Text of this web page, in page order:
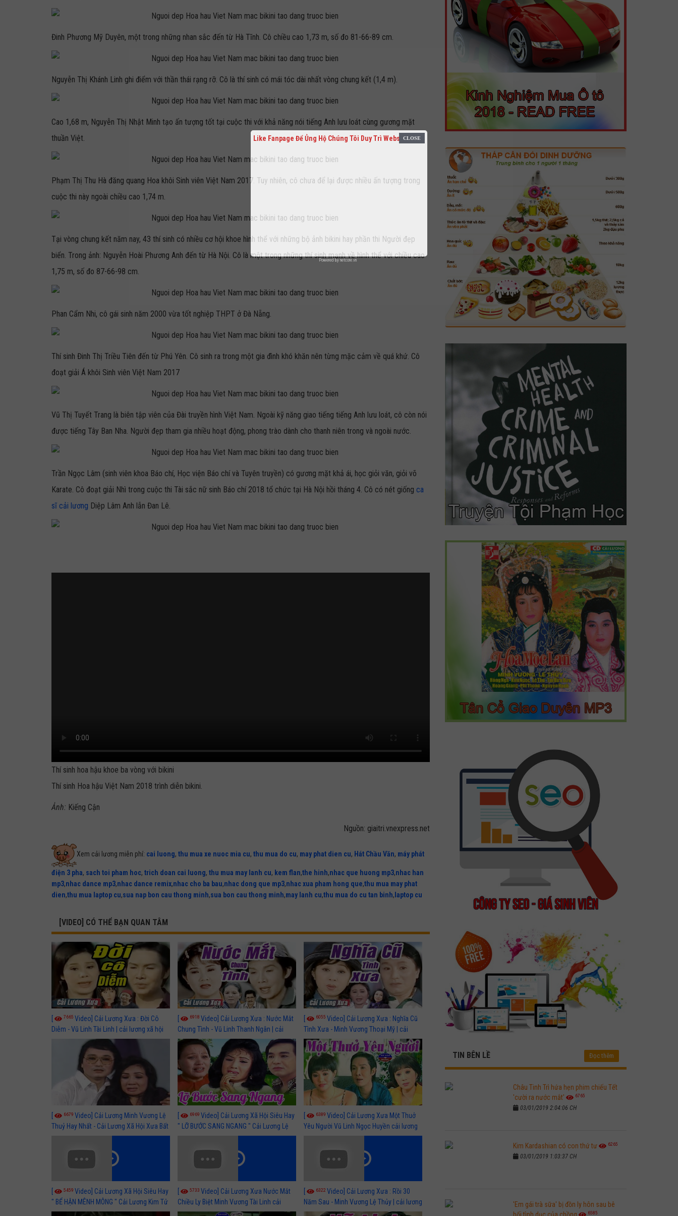
Đinh Phương Mỹ Duyên, một trong những nhan sắc đến từ Hà Tĩnh. Cô chiều cao 1,73 m, số đo 81-66-89 cm.
Nguyễn Thị Khánh Linh ghi điểm với thần thái rạng rỡ. Cô là thí sinh có mái tóc dài nhất vòng chung kết (1,4 m).
Cao 1,68 m, Nguyễn Thị Nhật Minh tạo ấn tượng tốt tại cuộc thi với khả năng nói tiếng Anh lưu loát cùng gương mặt
thuần Việt.
Phạm Thị Thu Hà đăng quang Hoa khôi Sinh viên Việt Nam 2017. Tuy nhiên, cô chưa để lại được nhiều ấn tượng trong
cuộc thi này ngoài chiều cao 1,74 m.
Tại vòng chung kết năm nay, 43 thí sinh có nhiều cơ hội khoe hình thể với những bộ ảnh bikini hay phần thi Người đẹp
biển. Trong ảnh: Nguyễn Hoài Phương Anh đến từ Hà Nội. Cô là một trong những thí sinh mạnh về hình thể với chiều cao
1,75 m, số đo 87-66-98 cm.
Phan Cẩm Nhi, cô gái sinh năm 2000 vừa tốt nghiệp THPT ở Đà Nẵng.
Thí sinh Đinh Thị Triều Tiên đến từ Phú Yên. Cô sinh ra trong một gia đình khó khăn nên từng mặc cảm về quá khứ. Cô
đoạt giải Á khôi Sinh viên Việt Nam 2017
Vũ Thị Tuyết Trang là biên tập viên của Đài truyền hình Việt Nam. Ngoài kỹ năng giao tiếng tiếng Anh lưu loát, cô còn nói
được tiếng Tây Ban Nha. Người đẹp tham gia nhiều hoạt động, phong trào dành cho thanh niên trong và ngoài nước.
Trần Ngọc Lâm (sinh viên khoa Báo chí, Học viện Báo chí và Tuyên truyền) có gương mặt khả ái, học giỏi văn, giỏi võ
Karate. Cô đoạt giải Nhì trong cuộc thi Tài sắc nữ sinh Báo chí 2018 tổ chức tại Hà Nội hồi tháng 4. Cô có nét giống ca
sĩ cải lương Diệp Lâm Anh lẫn Đan Lê.
Thí sinh hoa hậu khoe ba vòng với bikini
Thí sinh Hoa hậu Việt Nam 2018 trình diễn bikini.
Ảnh: Kiếng Cận
Nguồn: giaitri.vnexpress.net
Xem cải lương miễn phí: cai luong, thu mua xe nuoc mia cu, thu mua do cu, may phat dien cu, Hát Chầu Văn, máy phát
điện 3 pha, sach toi pham hoc, trich doan cai luong, thu mua may lanh cu, kem flan,the hinh,nhac que huong mp3,nhac han
mp3,nhac dance mp3,nhac dance remix,nhac cho ba bau,nhac dong que mp3,nhac xua pham hong que,thu mua may phat
dien,thu mua laptop cu,sua nap bon cau thong minh,sua bon cau thong minh,may lanh cu,thu mua do cu tan binh, laptop cu
[VIDEO] CÓ THỂ BẠN QUAN TÂM
7665 Video] Cải Lương Xưa : Đời Cô
Diễm - Vũ Linh Tài Linh | cải lương xã hội
6918 Video] Cải Lương Xưa : Nước Mắt
Chung Tình - Vũ Linh Thanh Ngân | cải
lương xã hội hay nhất
6055 Video] Cải Lương Xưa : Nghĩa Cũ
Tình Xưa - Minh Vương Thoại Mỹ | cải
lương xã hội hay nhất
6679 Video] Cải Lương Minh Vương Lệ
Thuỷ Hay Nhất - Cải Lương Xã Hội Xưa Bất
6969 Video] Cải Lương Xã Hội Siêu Hay
" LỠ BƯỚC SANG NGANG " Cải Lương Lệ
Thuỷ, Thanh Tuấn, Hồng Nga
6389 Video] Cải Lương Xưa Một Thuở
Yêu Người Vũ Linh Ngọc Huyền cải lương
5459 Video] Cải Lương Xã Hội Siêu Hay
" BỂ HẬN MÊNH MÔNG " Cải Lương Kim Tử
Long, Thanh Ngân Hay Nhất
5733 Video] Cải Lương Xưa Nước Mắt
Chiều Ly Biệt Minh Vương Tài Linh cải
lương xã hội hay nhất
6322 Video] Cải Lương Xưa : Rồi 30
Năm Sau - Minh Vương Lệ Thủy | cải lương
xã hội hay nhất
TIN BÊN LỀ Đọc thêm
Châu Tinh Trì hứa hẹn phim chiếu Tết
'cười ra nước mắt'
6765
03/01/2019 2:04:06 CH
Kim Kardashian có con thứ tư 6265
03/01/2019 1:03:37 CH
'Em gái trà sữa' bị đồn ly hôn sau bê
6585
Like Fanpage Để Ủng Hộ Chúng Tôi Duy Trì Website
Powered by netcore.vn